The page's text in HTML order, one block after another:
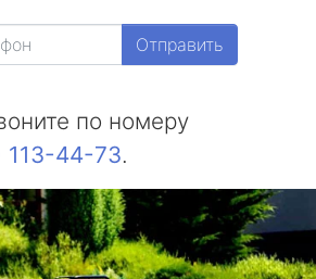
Отправить
по номеру
113-44-73.